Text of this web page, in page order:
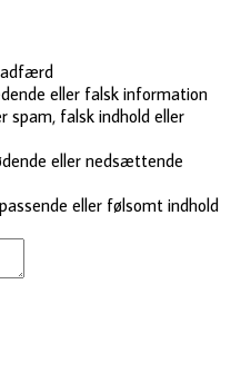
eller falsk information
spam, falsk indhold eller
eller nedsættende
eller følsomt indhold